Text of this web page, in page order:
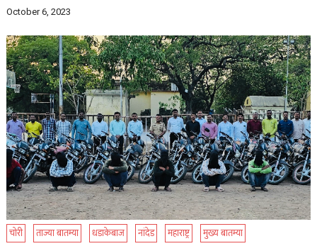
October 6, 2023
चोरी ताज्या बातम्या धडाकेबाज नांदेड महाराष्ट्र मुख्य बातम्या